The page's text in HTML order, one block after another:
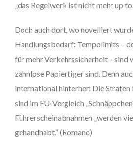
„das Regelwerk ist nicht mehr up to
Doch auch dort, wo novelliert
Handlungsbedarf: Tempolimits –
für mehr Verkehrssicherheit – sind
zahnlose Papiertiger sind. Denn
international hinterher: Die Strafen
sind im EU-Vergleich
Führerscheinabnahmen „werden
gehandhabt.“ (Romano)